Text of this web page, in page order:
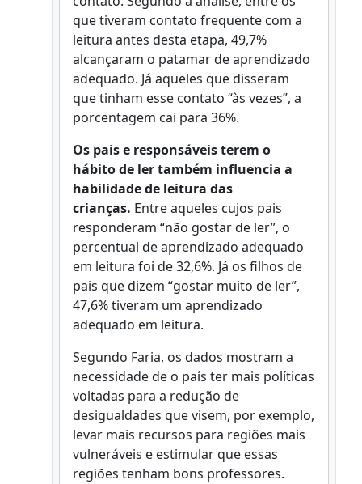
que tiveram contato frequente com a
leitura antes desta etapa, 49,7%
alcançaram o patamar de aprendizado
adequado. Já aqueles que disseram
que tinham esse contato “às vezes”, a
porcentagem cai para 36%.
Os pais e responsáveis terem o
hábito de ler também influencia a
habilidade de leitura das
crianças. Entre aqueles cujos pais
responderam “não gostar de ler”, o
percentual de aprendizado adequado
em leitura foi de 32,6%. Já os filhos de
pais que dizem “gostar muito de ler”,
47,6% tiveram um aprendizado
adequado em leitura.
Segundo Faria, os dados mostram a
necessidade de o país ter mais políticas
voltadas para a redução de
desigualdades que visem, por exemplo,
levar mais recursos para regiões mais
vulneráveis e estimular que essas
regiões tenham bons professores.